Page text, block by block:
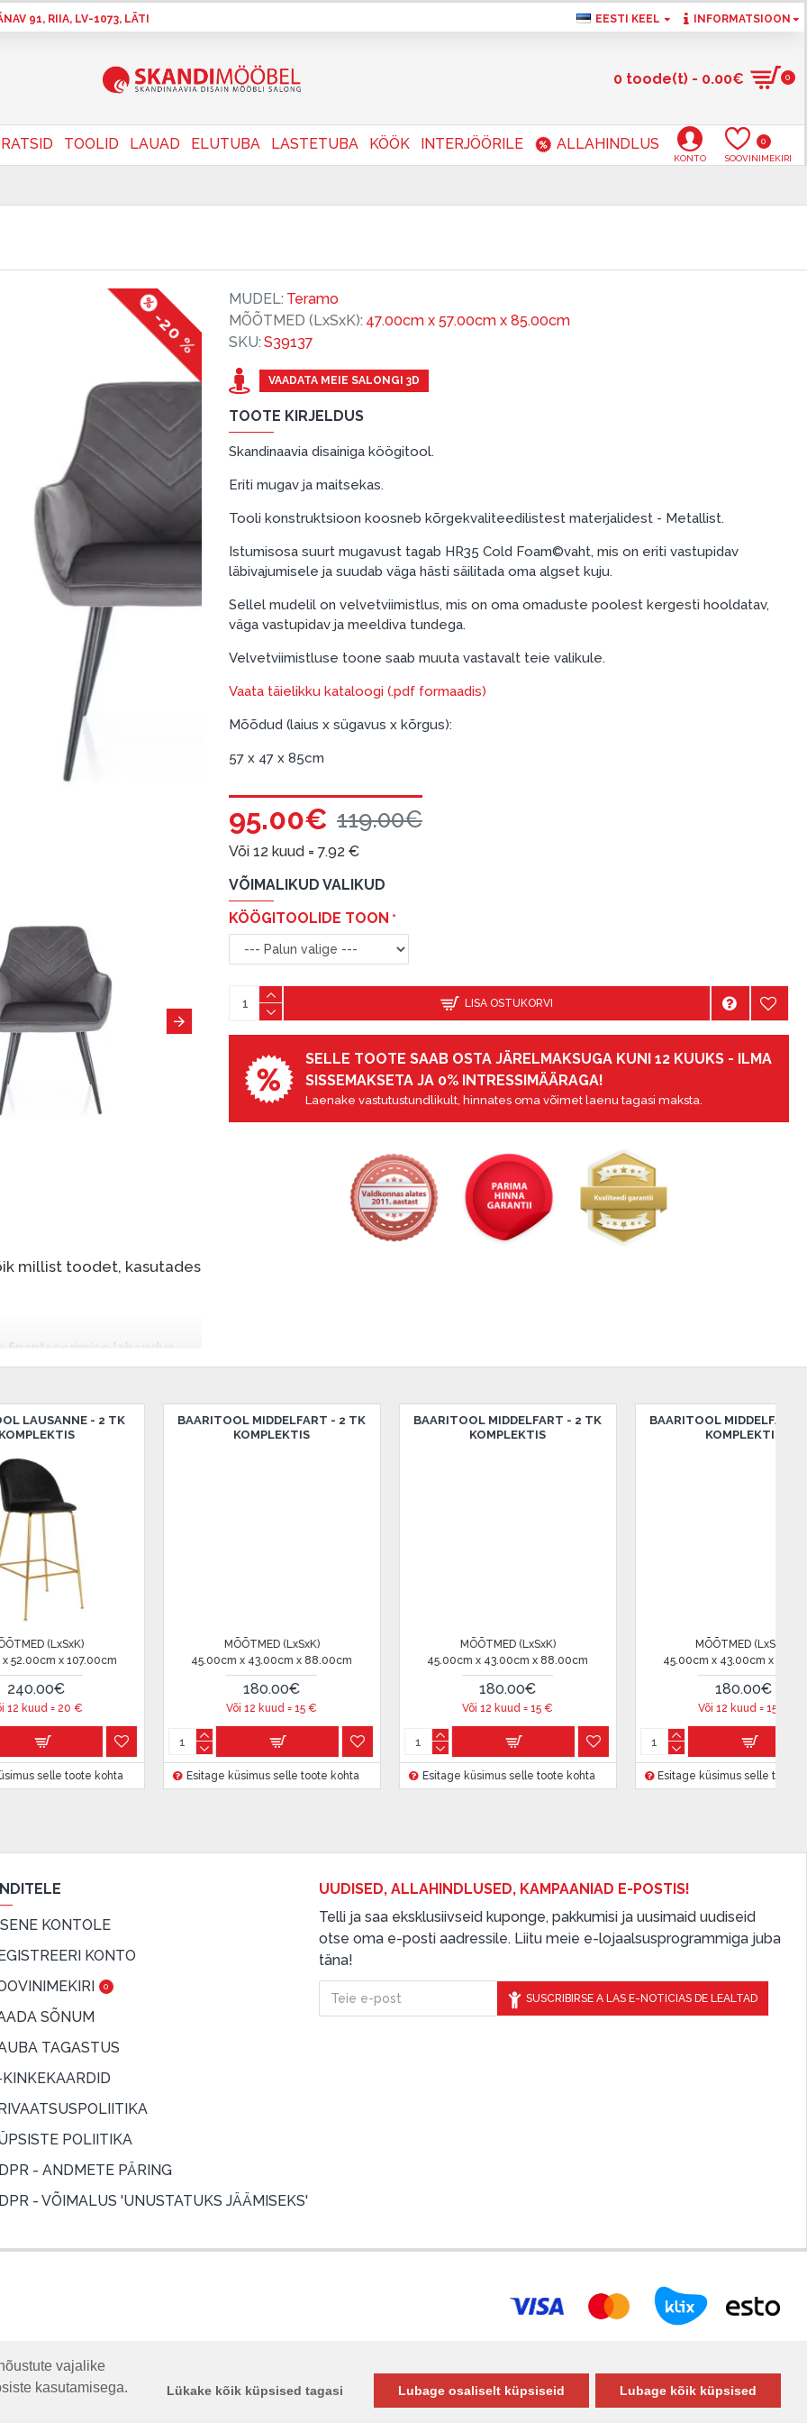
vajalike
kasutamisega.
Lükake kõik küpsised tagasi Lubage osaliselt küpsiseid Lubage kõik küpsised
91, RIIA, LV-1073, LÄTI EESTI KEEL INFORMATSIOON
0 toode(t) - 0.00€ 0
TOOLID LAUAD ELUTUBA LASTETUBA KÖÖK INTERJÖÖRILE ALLAHINDLUS
KONTO SOOVINIMEKIRI
0
-20 %
millist toodet, kasutades
lahendus,
eest hiljem tasuda.
0 €, igakuine
Dārzciema tänaval 91,
ID, eParaksts eID,
Luminor, SEB või Citadele).
märgitud krediidi saamise
, samuti
VAADATA MEIE SALONGI 3D
TOOTE KIRJELDUS
Skandinaavia disainiga köögitool.
Eriti mugav ja maitsekas.
Tooli konstruktsioon koosneb kõrgekvaliteedilistest materjalidest - Metallist.
Istumisosa suurt mugavust tagab HR35 Cold Foam©vaht, mis on eriti vastupidav
läbivajumisele ja suudab väga hästi säilitada oma algset kuju.
Sellel mudelil on velvetviimistlus, mis on oma omaduste poolest kergesti hooldatav,
väga vastupidav ja meeldiva tundega.
Velvetviimistluse toone saab muuta vastavalt teie valikule.
Vaata täielikku kataloogi (.pdf formaadis)
Mõõdud (laius x sügavus x kõrgus):
57 x 47 x 85cm
MUDEL: Teramo
MÕÕTMED (LxSxK): 47.00cm x 57.00cm x 85.00cm
SKU: S39137
95.00€ 119.00€
Või 12 kuud = 7.92 €
VÕIMALIKUD VALIKUD
KÖÖGITOOLIDE TOON
LISA OSTUKORVI
SELLE TOOTE SAAB OSTA JÄRELMAKSUGA KUNI 12 KUUKS - ILMA
SISSEMAKSETA JA 0% INTRESSIMÄÄRAGA!
Laenake vastutustundlikult, hinnates oma võimet laenu tagasi maksta.
BAARITOOL MIDDELFART - 2 TK
45.00cm x 43.00cm x 88.00cm
Esitage küsimus selle toote kohta
BAARITOOL MIDDELFART - 2 TK
45.00cm x 43.00cm x 88.00cm
Esitage küsimus selle toote kohta
BAARITOOL MIDDELFART - 2 TK
45.00cm x 43.00cm x 88.00cm
Esitage küsimus selle toote kohta
KONTOLE
KONTO
0
SÕNUM
TAGASTUS
POLIITIKA
- ANDMETE PÄRING
- VÕIMALUS 'UNUSTATUKS JÄÄMISEKS'
UUDISED, ALLAHINDLUSED, KAMPAANIAD E-POSTIS!
Telli ja saa eksklusiivseid kuponge, pakkumisi ja uusimaid uudiseid
otse oma e-posti aadressile. Liitu meie e-lojaalsusprogrammiga juba
täna!
SUSCRIBIRSE A LAS E-NOTICIAS DE LEALTAD